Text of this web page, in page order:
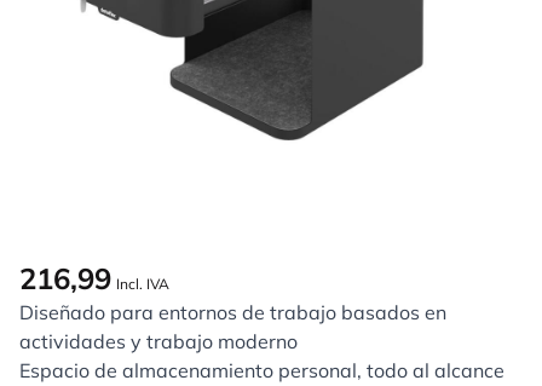
216,99 Incl. IVA
Diseñado para entornos de trabajo basados en
actividades y trabajo moderno
Espacio de almacenamiento personal, todo al alcance